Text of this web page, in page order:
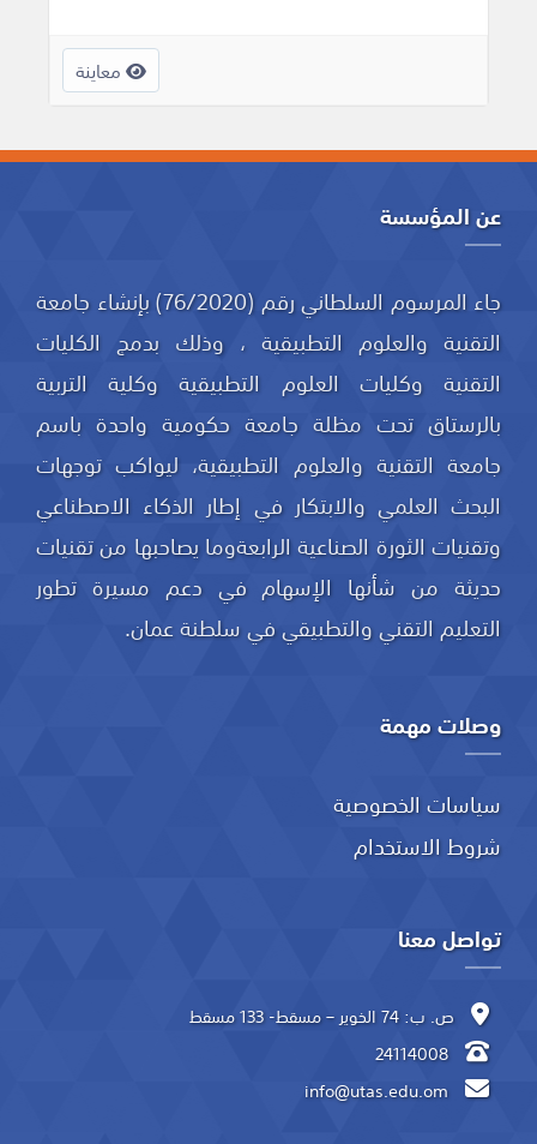
معاينة
عن المؤسسة
جاء المرسوم السلطاني رقم (76/2020) بإنشاء جامعة
التقنية والعلوم التطبيقية ، وذلك بدمج الكليات
التقنية وكليات العلوم التطبيقية وكلية التربية
بالرستاق تحت مظلة جامعة حكومية واحدة باسم
جامعة التقنية والعلوم التطبيقية، ليواكب توجهات
البحث العلمي والابتكار في إطار الذكاء الاصطناعي
وتقنيات الثورة الصناعية الرابعةوما يصاحبها من تقنيات
حديثة من شأنها الإسهام في دعم مسيرة تطور
التعليم التقني والتطبيقي في سلطنة عمان.
وصلات مهمة
سياسات الخصوصية
شروط الاستخدام
تواصل معنا
ص. ب: 74 الخوير – مسقط- 133 مسقط
24114008